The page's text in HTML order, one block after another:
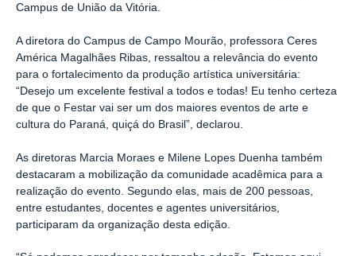
Campus de União da Vitória.
A diretora do Campus de Campo Mourão, professora Ceres
América Magalhães Ribas, ressaltou a relevância do evento
para o fortalecimento da produção artística universitária:
“Desejo um excelente festival a todos e todas! Eu tenho certeza
de que o Festar vai ser um dos maiores eventos de arte e
cultura do Paraná, quiçá do Brasil”, declarou.
As diretoras Marcia Moraes e Milene Lopes Duenha também
destacaram a mobilização da comunidade acadêmica para a
realização do evento. Segundo elas, mais de 200 pessoas,
entre estudantes, docentes e agentes universitários,
participaram da organização desta edição.